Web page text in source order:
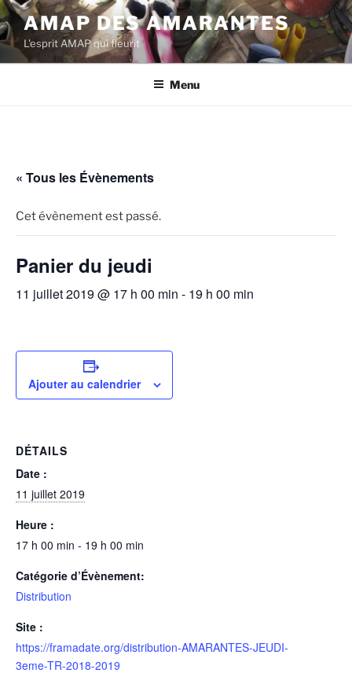
Aller
au
contenu
principal
AMAP DES AMARANTES
L'esprit AMAP qui fleurit
Menu
« Tous les Évènements
Cet évènement est passé.
Panier du jeudi
11 juillet 2019 @ 17 h 00 min - 19 h 00 min
Ajouter au calendrier
DÉTAILS
Date :
11 juillet 2019
Heure :
17 h 00 min - 19 h 00 min
Catégorie d’Évènement:
Distribution
Site :
https://framadate.org/distribution-AMARANTES-JEUDI-
3eme-TR-2018-2019